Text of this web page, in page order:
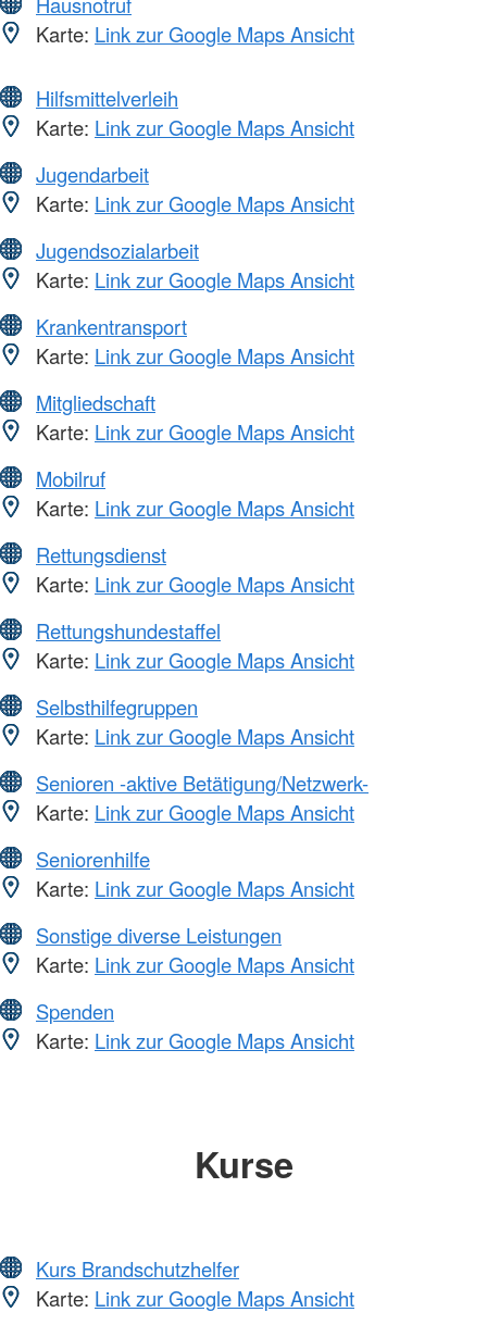
Karte: Link zur Google Maps Ansicht
Hilfsmittelverleih
Karte: Link zur Google Maps Ansicht
Jugendarbeit
Karte: Link zur Google Maps Ansicht
Jugendsozialarbeit
Karte: Link zur Google Maps Ansicht
Krankentransport
Karte: Link zur Google Maps Ansicht
Mitgliedschaft
Karte: Link zur Google Maps Ansicht
Mobilruf
Karte: Link zur Google Maps Ansicht
Rettungsdienst
Karte: Link zur Google Maps Ansicht
Rettungshundestaffel
Karte: Link zur Google Maps Ansicht
Selbsthilfegruppen
Karte: Link zur Google Maps Ansicht
Senioren -aktive Betätigung/Netzwerk-
Karte: Link zur Google Maps Ansicht
Seniorenhilfe
Karte: Link zur Google Maps Ansicht
Sonstige diverse Leistungen
Karte: Link zur Google Maps Ansicht
Spenden
Karte: Link zur Google Maps Ansicht
Kurse
Kurs Brandschutzhelfer
Karte: Link zur Google Maps Ansicht